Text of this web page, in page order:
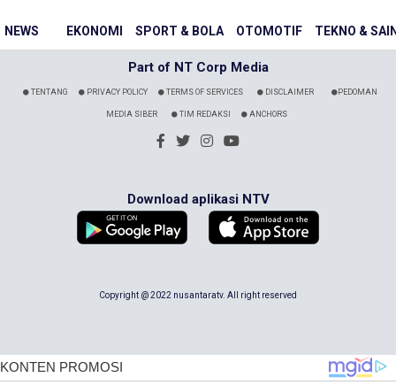
NEWS EKONOMI SPORT & BOLA OTOMOTIF TEKNO &
Part of NT Corp Media
TENTANG PRIVACY POLICY TERMS OF SERVICES DISCLAIMER PEDOMAN
MEDIA SIBER TIM REDAKSI ANCHORS
Download aplikasi NTV
Copyright @ 2022 nusantaratv. All right reserved